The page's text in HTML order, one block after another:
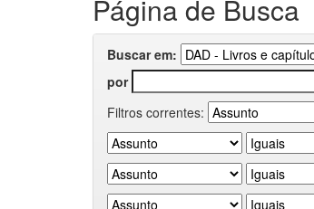
Página de Busca
Buscar em:
por
Filtros correntes: